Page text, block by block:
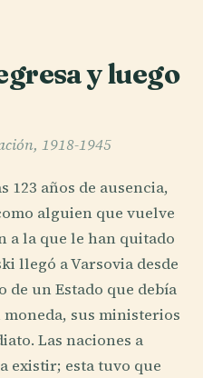
y luego
1918-1945
123 años de ausencia,
alguien que vuelve
a la que le han quitado
llegó a Varsovia desde
un Estado que debía
sus ministerios
Las naciones a
existir; esta tuvo que